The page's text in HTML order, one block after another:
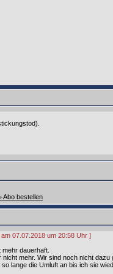
Abo bestellen
07.07.2018 um 20:58 Uhr ]
dauerhaft.
mehr. Wir sind noch nicht
lange die Umluft an bis ich sie